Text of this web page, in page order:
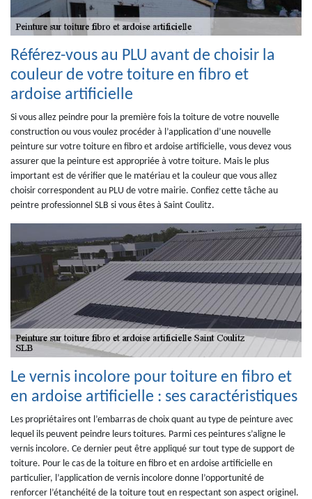
Référez-vous au PLU avant de choisir la
couleur de votre toiture en fibro et
ardoise artificielle
Si vous allez peindre pour la première fois la toiture de votre nouvelle
construction ou vous voulez procéder à l’application d’une nouvelle
peinture sur votre toiture en fibro et ardoise artificielle, vous devez vous
assurer que la peinture est appropriée à votre toiture. Mais le plus
important est de vérifier que le matériau et la couleur que vous allez
choisir correspondent au PLU de votre mairie. Confiez cette tâche au
peintre professionnel SLB si vous êtes à Saint Coulitz.
Le vernis incolore pour toiture en fibro et
en ardoise artificielle : ses caractéristiques
Les propriétaires ont l’embarras de choix quant au type de peinture avec
lequel ils peuvent peindre leurs toitures. Parmi ces peintures s’aligne le
vernis incolore. Ce dernier peut être appliqué sur tout type de support de
toiture. Pour le cas de la toiture en fibro et en ardoise artificielle en
particulier, l’application de vernis incolore donne l’opportunité de
renforcer l’étanchéité de la toiture tout en respectant son aspect originel.